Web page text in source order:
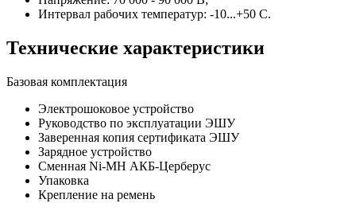
Интервал рабочих температур: -10...+50 С.
Технические характеристики
Базовая комплектация
Электрошоковое устройство
Руководство по эксплуатации ЭШУ
Заверенная копия сертификата ЭШУ
Зарядное устройство
Сменная Ni-MH АКБ-Церберус
Упаковка
Крепление на ремень